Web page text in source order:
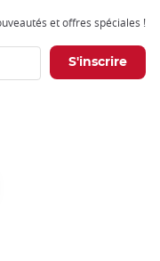
et offres spéciales !